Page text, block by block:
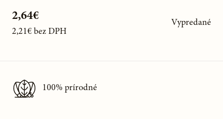
2,64€
2,21€ bez DPH
Vypredané
100% prírodné